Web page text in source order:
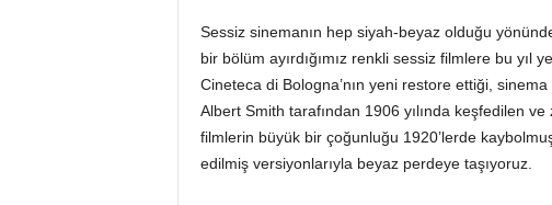
Sessiz sinemanın hep siyah-beyaz olduğu
bir bölüm ayırdığımız renkli sessiz filmlere bu yıl
Cineteca di Bologna’nın yeni restore ettiği,
Albert Smith tarafından 1906 yılında keşfedilen
filmlerin büyük bir çoğunluğu 1920’lerde
edilmiş versiyonlarıyla beyaz perdeye taşıyoruz.